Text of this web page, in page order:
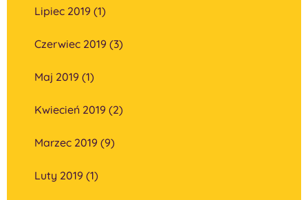
Lipiec 2019 (1)
Czerwiec 2019 (3)
Maj 2019 (1)
Kwiecień 2019 (2)
Marzec 2019 (9)
Luty 2019 (1)